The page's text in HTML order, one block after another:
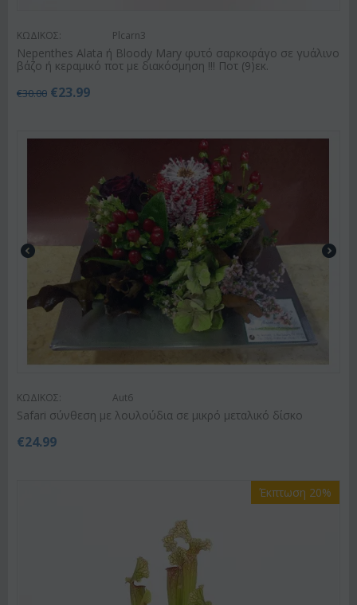
ΚΩΔΙΚΟΣ: Plcarn3
Nepenthes Alata ή Bloody Mary φυτό σαρκοφάγο σε γυάλινο
βάζο ή κεραμικό ποτ με διακόσμηση !!! Ποτ (9)εκ.
€30.00 €23.99
ΚΩΔΙΚΟΣ: Aut6
Safari σύνθεση με λουλούδια σε μικρό μεταλικό δίσκο
€24.99
Έκπτωση 20%